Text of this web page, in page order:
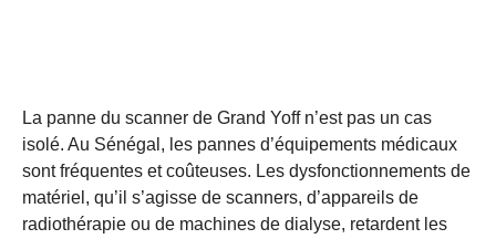
La panne du scanner de Grand Yoff n’est pas un cas
isolé. Au Sénégal, les pannes d’équipements médicaux
sont fréquentes et coûteuses. Les dysfonctionnements de
matériel, qu’il s’agisse de scanners, d’appareils de
radiothérapie ou de machines de dialyse, retardent les